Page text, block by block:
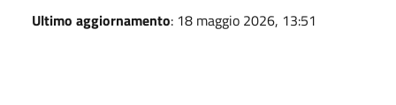
Ultimo aggiornamento: 18 maggio 2026, 13:51